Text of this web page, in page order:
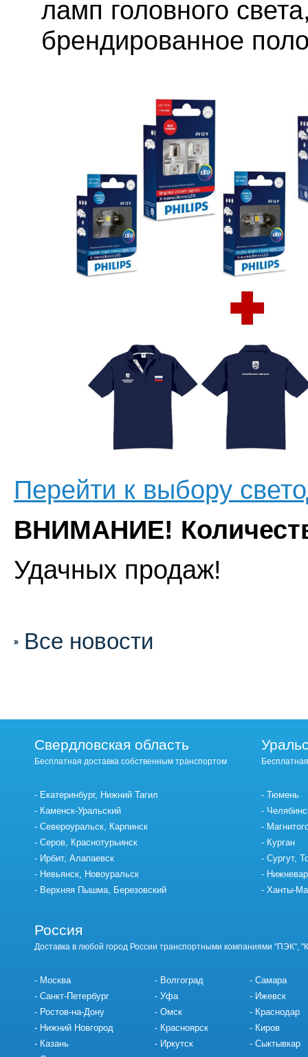
ламп головного
брендированное
Перейти к выбору
ВНИМАНИЕ!
Удачных продаж!
Все новости
Свердловская область
Бесплатная доставка собственным транспортом
Екатеринбург, Нижний Тагил
Каменск-Уральский
Североуральск, Карпинск
Серов, Краснотурьинск
Ирбит, Алапаевск
Невьянск, Новоуральск
Верхняя Пышма, Березовский
Тюмень
Курган
Сургут,
Ханты-
Россия
Доставка в любой город России транспортными компаниями "ПЭК",
Москва
Санкт-Петербург
Ростов-на-Дону
Нижний Новгород
Казань
Волгоград
Уфа
Омск
Красноярск
Иркутск
Самара
Ижевск
Краснодар
Киров
Сыктывкар